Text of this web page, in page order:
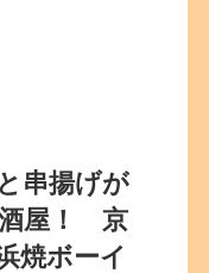
串揚げが
酒屋！ 京
焼ボーイ